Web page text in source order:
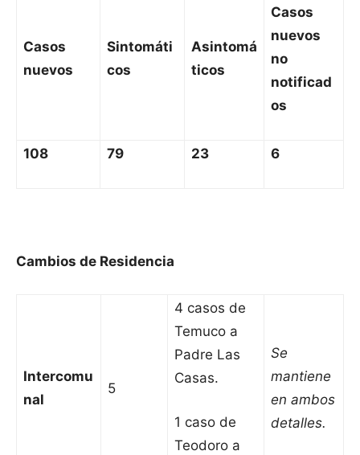
Casos
nuevos
Sintomáti
cos
Asintomá
ticos
Casos
nuevos
no
notificad
os
108 79 23 6
Cambios de Residencia
Intercomu
nal
5
4 casos de
Temuco a
Padre Las
Casas.
1 caso de
Teodoro a
Se
mantiene
en ambos
detalles.